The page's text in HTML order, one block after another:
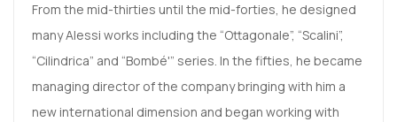
From the mid-thirties until the mid-forties, he designed
many Alessi works including the “Ottagonale”, “Scalini”,
“Cilindrica” and “Bombé'” series. In the fifties, he became
managing director of the company bringing with him a
new international dimension and began working with